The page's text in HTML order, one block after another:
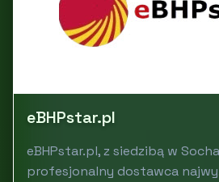
eBHPstar.pl
eBHPstar.pl, z siedzibą w
profesjonalny dostawca